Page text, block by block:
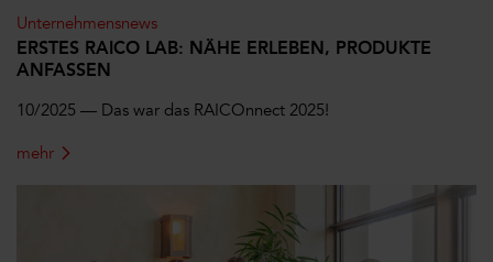
Unternehmensnews
ERSTES RAICO LAB: NÄHE ERLEBEN, PRODUKTE
ANFASSEN
10/2025 — Das war das RAICOnnect 2025!
mehr